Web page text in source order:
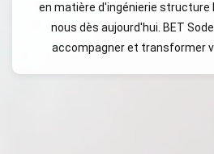
en matière d'ingénierie
nous dès aujourd'hui. BET
accompagner et transformer